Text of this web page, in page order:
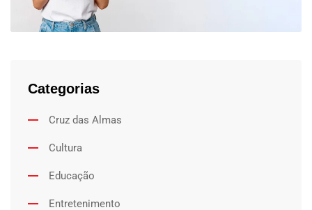
Categorias
Cruz das Almas
Cultura
Educação
Entretenimento